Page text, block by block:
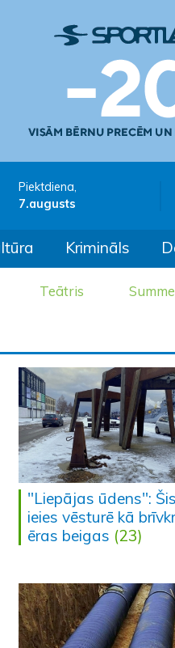
Piektdiena,
7.augusts
Krimināls
Teātris
"Liepājas ūdens":
ieies vēsturē kā
ēras beigas (23)